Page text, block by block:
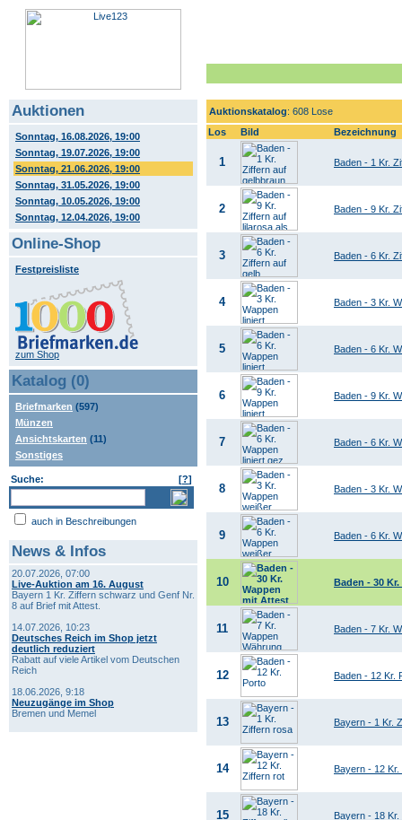
Auktionen
Sonntag, 16.08.2026, 19:00
Sonntag, 19.07.2026, 19:00
Sonntag, 21.06.2026, 19:00
Sonntag, 31.05.2026, 19:00
Sonntag, 10.05.2026, 19:00
Sonntag, 12.04.2026, 19:00
Online-Shop
Festpreisliste
zum Shop
Katalog (0)
Briefmarken (597)
Münzen
Ansichtskarten (11)
Sonstiges
Suche: [?]
auch in Beschreibungen
News & Infos
20.07.2026, 07:00
Live-Auktion am 16. August
Bayern 1 Kr. Ziffern schwarz und Genf Nr.
8 auf Brief mit Attest.
14.07.2026, 10:23
Deutsches Reich im Shop jetzt
deutlich reduziert
Rabatt auf viele Artikel vom Deutschen
Reich
18.06.2026, 9:18
Neuzugänge im Shop
Bremen und Memel
Auktionskatalog: 608 Lose
Los
Bild Bezeichnung
1 Baden - 1 Kr.
2 Baden - 9 Kr.
3 Baden - 6 Kr.
4 Baden - 3 Kr.
5 Baden - 6 Kr.
6 Baden - 9 Kr.
7 Baden - 6 Kr.
8 Baden - 3 Kr.
9 Baden - 6 Kr.
10 Baden - 30
11 Baden - 7 Kr.
12 Baden - 12 Kr.
13 Bayern - 1 Kr.
14 Bayern - 12 Kr.
15 Bayern - 18